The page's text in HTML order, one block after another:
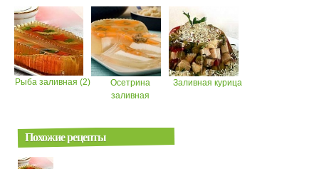
Рыба заливная (2)
Осетрина
заливная
Заливная курица
Похожие рецепты